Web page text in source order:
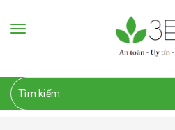
Toggle